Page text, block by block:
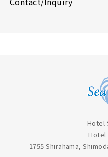
Hotel
Hotel
1755 Shirahama,